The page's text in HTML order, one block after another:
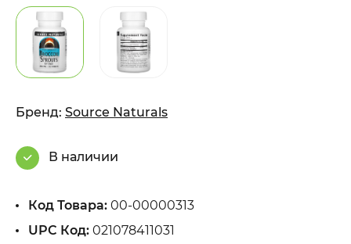
Бренд: Source Naturals
В наличии
Код Товара: 00-00000313
UPC Код: 021078411031